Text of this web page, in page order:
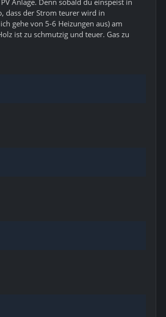
Anlage. Denn sobald du einspeist in
dass der Strom teurer wird in
gehe von 5-6 Heizungen aus) am
ist zu schmutzig und teuer. Gas zu